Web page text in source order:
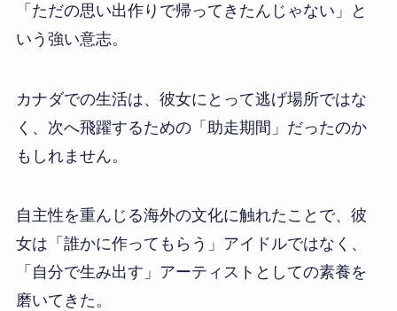
「ただの思い出作りで帰ってきたんじゃない」と
いう強い意志。
カナダでの生活は、彼女にとって逃げ場所ではな
く、次へ飛躍するための「助走期間」だったのか
もしれません。
自主性を重んじる海外の文化に触れたことで、彼
女は「誰かに作ってもらう」アイドルではなく、
「自分で生み出す」アーティストとしての素養を
磨いてきた。